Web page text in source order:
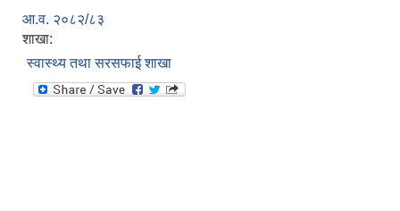
आ.व. २०८२/८३
शाखा:
स्वास्थ्य तथा सरसफाई शाखा